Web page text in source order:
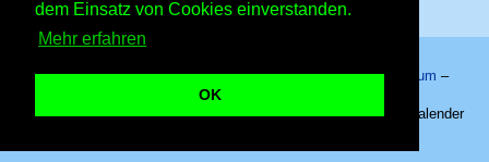
dem Einsatz von Cookies einverstanden.
Mehr erfahren
OK
Shows
Volksfeste
Startseite–Kalender–Lexikon–App–Sitemap–Impressum –
Datenschutzhinweis
Fronleichnam 2027 - 27.05.2027 – Copyright © 2026 Kleiner Kalender